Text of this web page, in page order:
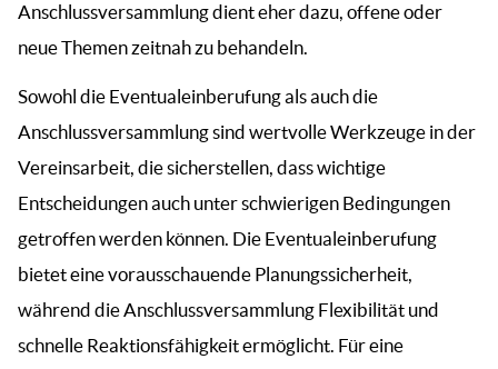
Anschlussversammlung dient eher dazu, offene oder
neue Themen zeitnah zu behandeln.
Sowohl die Eventualeinberufung als auch die
Anschlussversammlung sind wertvolle Werkzeuge in der
Vereinsarbeit, die sicherstellen, dass wichtige
Entscheidungen auch unter schwierigen Bedingungen
getroffen werden können. Die Eventualeinberufung
bietet eine vorausschauende Planungssicherheit,
während die Anschlussversammlung Flexibilität und
schnelle Reaktionsfähigkeit ermöglicht. Für eine